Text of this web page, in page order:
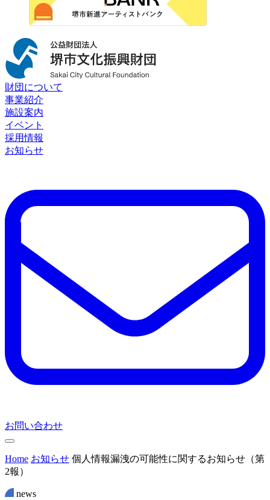
財団について
事業紹介
施設案内
イベント
採用情報
お知らせ
お問い合わせ
Home お知らせ 個人情報漏洩の可能性に関するお知らせ（第
2報）
news